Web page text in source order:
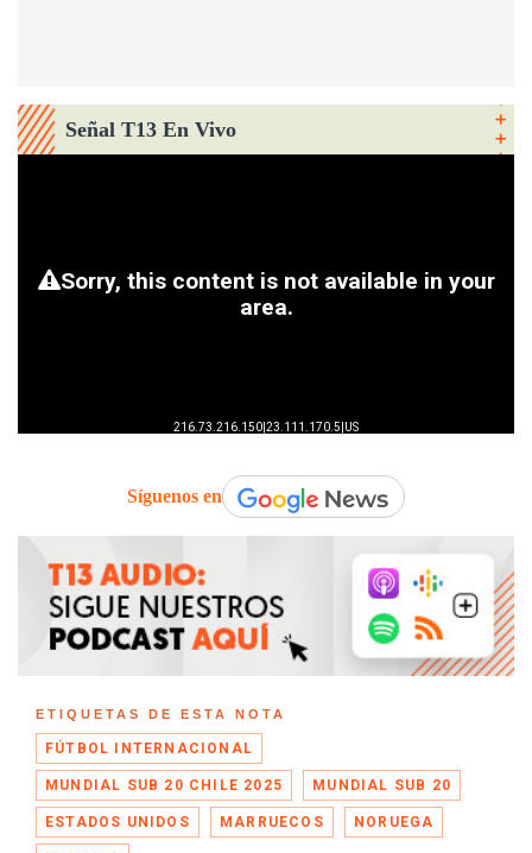
Señal T13 En Vivo
Síguenos en
ETIQUETAS DE ESTA NOTA
FÚTBOL INTERNACIONAL
MUNDIAL SUB 20 CHILE 2025 MUNDIAL SUB 20
ESTADOS UNIDOS MARRUECOS NORUEGA